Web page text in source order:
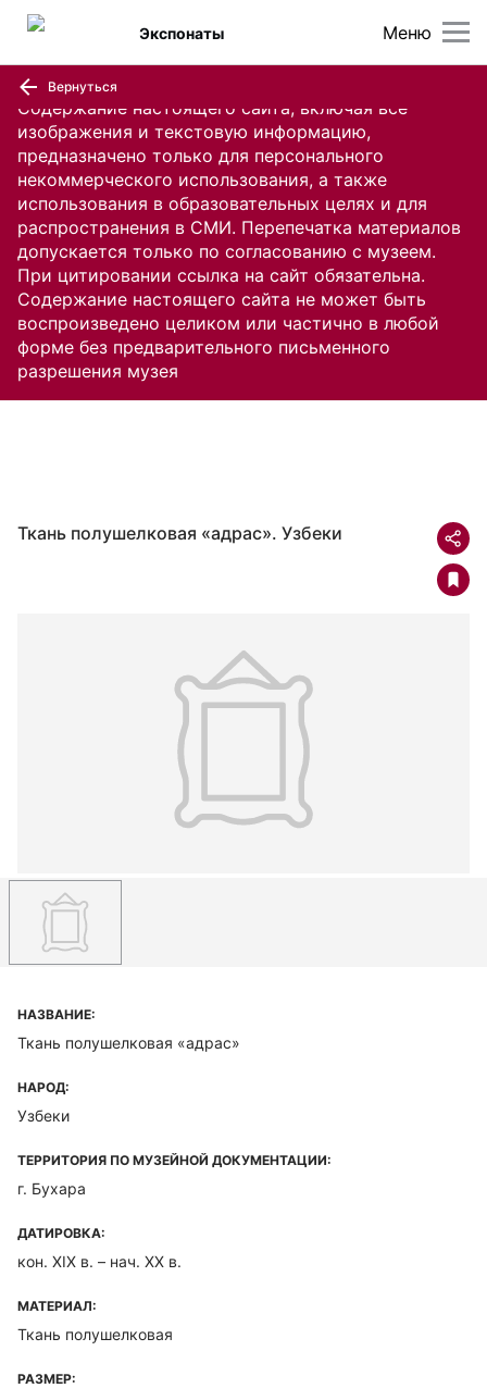
Содержание настоящего сайта, включая все
изображения и текстовую информацию,
предназначено только для персонального
некоммерческого использования, а также
использования в образовательных целях и для
распространения в СМИ. Перепечатка материалов
допускается только по согласованию с музеем.
При цитировании ссылка на сайт обязательна.
Содержание настоящего сайта не может быть
воспроизведено целиком или частично в любой
форме без предварительного письменного
разрешения музея
Меню
Экспонаты
Вернуться
Ткань полушелковая «адрас». Узбеки
НАЗВАНИЕ:
Ткань полушелковая «адрас»
НАРОД:
Узбеки
ТЕРРИТОРИЯ ПО МУЗЕЙНОЙ ДОКУМЕНТАЦИИ:
г. Бухара
ДАТИРОВКА:
кон. XIX в. – нач. XX в.
МАТЕРИАЛ:
Ткань полушелковая
РАЗМЕР: